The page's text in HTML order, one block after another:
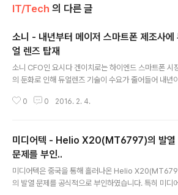
IT/Tech 의 다른 글
소니 - 내년부터 메이저 스마트폰 제조사에
얼 렌즈 탑재
소니 CFO인 요시다 겐이치로는 하이엔드 스마트폰 시
의 둔화로 인해 듀얼렌즈 기술이 수요가 줄어들어 내년
한 스마트폰들이 출시될 것이라고 밝혔습니다. 이를 통해
에 탑재할 가능성이 높아졌습니다. 참고로, KGI증권의 애
널리스트 밍치궈는 애플이 올해 선보일 아이폰7에는 듀얼
렌즈 카메라가 탭재될 것이며, 렌즈 수율 문제로 아이폰7
전체에 탑재되는 것이 아닌 아이폰7 플러스중 25 ~
만 적용되어 이러한 듀얼렌즈를 탑재한 기기는 아이폰7
0 0 2016. 2. 4.
미디어텍 - Helio X20(MT6797)의 발열
문제를 부인..
미디어텍은 중국을 통해 흘러나온 Helio
의 발열 문제를 공식적으로 부인하였습니다. 특히 미디